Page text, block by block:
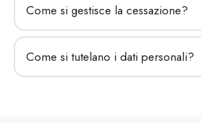
Come si gestisce la cessazione?
Come si tutelano i dati personali?